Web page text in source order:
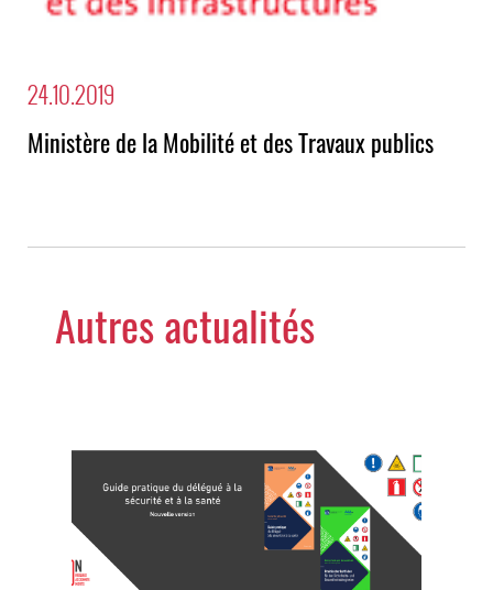
24.10.2019
Ministère de la Mobilité et des Travaux publics
Autres actualités